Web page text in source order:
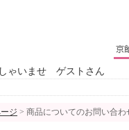
ゃいませ ゲストさん
ジ > 商品についてのお問い合わ